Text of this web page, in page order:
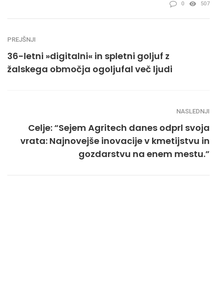
0 507
PREJŠNJI
36-letni »digitalni« in spletni goljuf z
žalskega območja ogoljufal več ljudi
NASLEDNJI
Celje: “Sejem Agritech danes odprl svoja
vrata: Najnovejše inovacije v kmetijstvu in
gozdarstvu na enem mestu.”